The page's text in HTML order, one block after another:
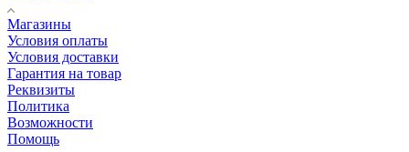
Магазины
Условия оплаты
Условия доставки
Гарантия на товар
Реквизиты
Политика
Возможности
Помощь